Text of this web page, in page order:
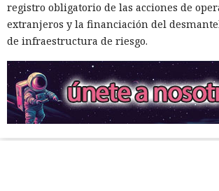
registro obligatorio de las acciones de
extranjeros y la financiación del
de infraestructura de riesgo.